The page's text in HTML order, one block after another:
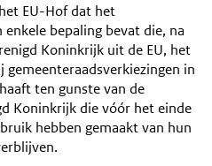
EU-Hof dat het
bepaling bevat die, na
Koninkrijk uit de EU, het
in
ten gunste van de
Koninkrijk die vóór het einde
hebben gemaakt van hun